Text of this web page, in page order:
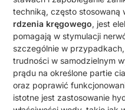
techniką, często
rdzenia kręgowego, jest
pomagają w stymulacji
szczególnie w
trudności w samodzielnym
prądu na określone partie
oraz poprawić
istotne jest zastosowanie